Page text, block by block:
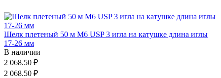
Шелк плетеный 50 м М6 USP 3 игла на катушке длина иглы
17-26 мм
В наличии
2 068.50 ₽
2 068.50 ₽